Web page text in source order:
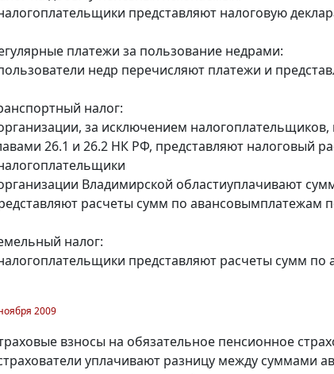
представляют налоговую
платежи за пользование недрами:
недр перечисляют платежи и
налог:
за исключением
26.1 и 26.2 НК РФ, представляют налоговый
Владимирской областиуплачивают
расчеты сумм по авансовымплатежам
налог:
представляют расчеты сумм по
2009
взносы на обязательное пенсионное
уплачивают разницу между суммами